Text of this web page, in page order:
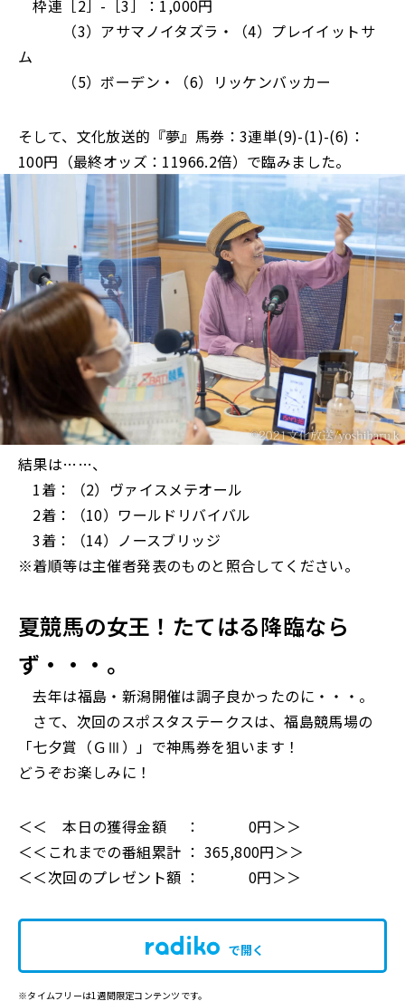
枠連［2］-［3］：1,000円
（3）アサマノイタズラ・（4）プレイイットサ
ム
（5）ボーデン・（6）リッケンバッカー
そして、文化放送的『夢』馬券：3連単(9)-(1)-(6)：
100円（最終オッズ：11966.2倍）で臨みました。
結果は……、
1着：（2）ヴァイスメテオール
2着：（10）ワールドリバイバル
3着：（14）ノースブリッジ
※着順等は主催者発表のものと照合してください。
夏競馬の女王！たてはる降臨なら
ず・・・。
去年は福島・新潟開催は調子良かったのに・・・。
さて、次回のスポスタステークスは、福島競馬場の
「七夕賞（ＧⅢ）」で神馬券を狙います！
どうぞお楽しみに！
＜＜ 本日の獲得金額 ： 0円＞＞
＜＜これまでの番組累計 ： 365,800円＞＞
＜＜次回のプレゼント額 ： 0円＞＞
で開く
※タイムフリーは1週間限定コンテンツです。